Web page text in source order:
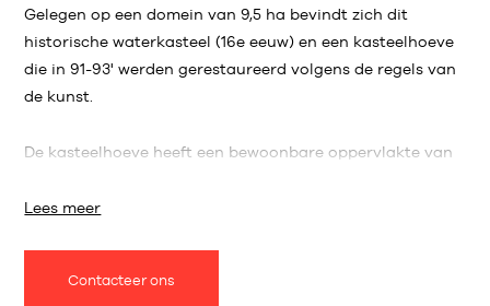
Gelegen op een domein van 9,5 ha bevindt zich dit
historische waterkasteel (16e eeuw) en een kasteelhoeve
die in 91-93' werden gerestaureerd volgens de regels van
de kunst.
De kasteelhoeve heeft een bewoonbare oppervlakte van
gastentoilet en vestiaire, keuken, eetkamer, meerdere
slaapkamers en 2 badkamers waaronder de master
Lees meer
Contacteer ons